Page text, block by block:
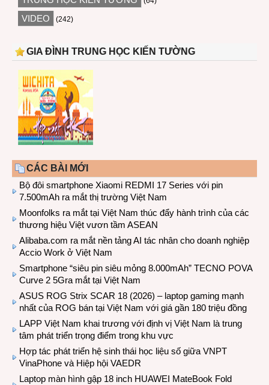
VIDEO (242)
GIA ĐÌNH TRUNG HỌC KIẾN TƯỜNG
CÁC BÀI MỚI
Bộ đôi smartphone Xiaomi REDMI 17 Series với pin
7.500mAh ra mắt thị trường Việt Nam
Moonfolks ra mắt tại Việt Nam thúc đẩy hành trình của các
thương hiệu Việt vươn tầm ASEAN
Alibaba.com ra mắt nền tảng AI tác nhân cho doanh nghiệp
Accio Work ở Việt Nam
Smartphone “siêu pin siêu mỏng 8.000mAh” TECNO POVA
Curve 2 5Gra mắt tại Việt Nam
ASUS ROG Strix SCAR 18 (2026) – laptop gaming mạnh
nhất của ROG bán tại Việt Nam với giá gần 180 triệu đồng
LAPP Việt Nam khai trương với định vị Việt Nam là trung
tâm phát triển trọng điểm trong khu vực
Hợp tác phát triển hệ sinh thái học liệu số giữa VNPT
VinaPhone và Hiệp hội VAEDR
Laptop màn hình gập 18 inch HUAWEI MateBook Fold